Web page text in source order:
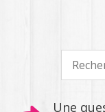
Une